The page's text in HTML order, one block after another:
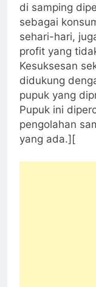
di samping
sebagai
sehari-hari,
profit yang
Kesuksesan
didukung
pupuk yang
Pupuk ini
pengolahan
yang ada.][